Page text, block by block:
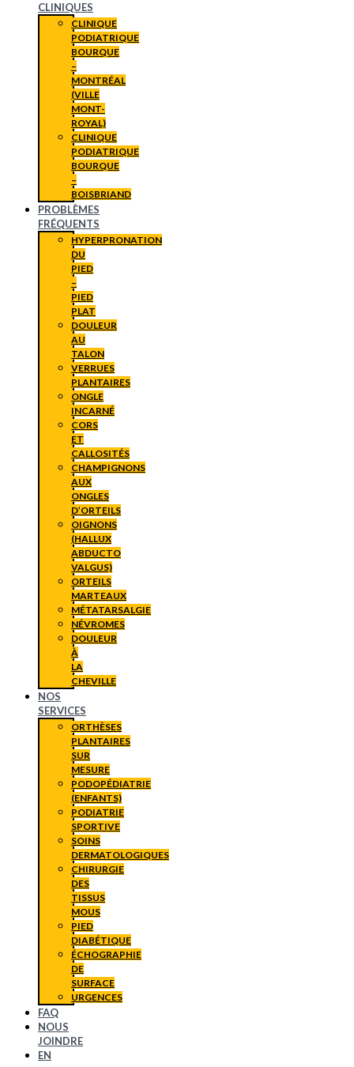
CLINIQUES
CLINIQUE
PODIATRIQUE
BOURQUE
–
MONTRÉAL
(VILLE
MONT-
ROYAL)
CLINIQUE
PODIATRIQUE
BOURQUE
–
BOISBRIAND
PROBLÈMES
FRÉQUENTS
HYPERPRONATION
DU
PIED
–
PIED
PLAT
DOULEUR
AU
TALON
VERRUES
PLANTAIRES
ONGLE
INCARNÉ
CORS
ET
CALLOSITÉS
CHAMPIGNONS
AUX
ONGLES
D’ORTEILS
OIGNONS
(HALLUX
ABDUCTO
VALGUS)
ORTEILS
MARTEAUX
MÉTATARSALGIE
NÉVROMES
DOULEUR
À
LA
CHEVILLE
NOS
SERVICES
ORTHÈSES
PLANTAIRES
SUR
MESURE
PODOPÉDIATRIE
(ENFANTS)
PODIATRIE
SPORTIVE
SOINS
DERMATOLOGIQUES
CHIRURGIE
DES
TISSUS
MOUS
PIED
DIABÉTIQUE
ÉCHOGRAPHIE
DE
SURFACE
URGENCES
FAQ
NOUS
JOINDRE
EN